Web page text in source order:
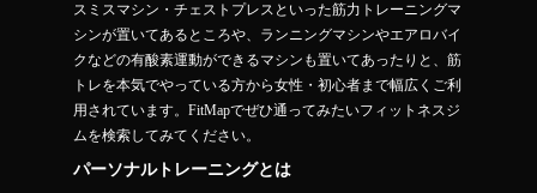
スミスマシン・チェストプレスといった筋力トレーニングマ
シンが置いてあるところや、ランニングマシンやエアロバイ
クなどの有酸素運動ができるマシンも置いてあったりと、筋
トレを本気でやっている方から女性・初心者まで幅広くご利
用されています。FitMapでぜひ通ってみたいフィットネスジ
ムを検索してみてください。
パーソナルトレーニングとは